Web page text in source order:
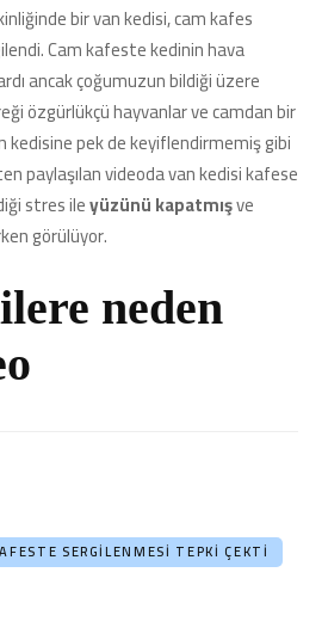
bir van kedisi, cam kafes
Cam kafeste kedinin hava
ancak çoğumuzun bildiği üzere
özgürlükçü hayvanlar ve camdan bir
kedisine pek de keyiflendirmemiş gibi
paylaşılan videoda van kedisi kafese
stres ileyüzünü kapatmışve
görülüyor.
neden
SERGILENMESI TEPKI ÇEKTI